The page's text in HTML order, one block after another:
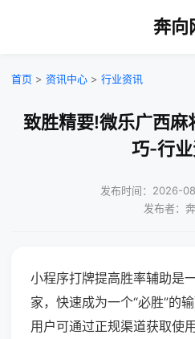
奔向
首页 > 资讯中心 > 行业资讯
致胜精要!微乐广西麻
巧-行
发布时间：2026-
发布者：
小程序打牌提高胜率辅助是
家，快速成为一个“必胜”的
用户可通过正规渠道获取使用